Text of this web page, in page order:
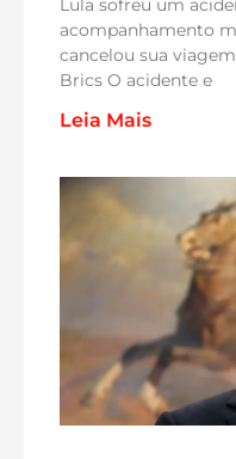
Lula sofreu um
acompanhamento
cancelou sua
Brics O acidente e
Leia Mais